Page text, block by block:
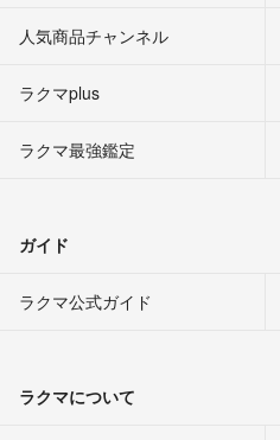
人気商品チャンネル
ラクマplus
ラクマ最強鑑定
ガイド
ラクマ公式ガイド
ラクマについて